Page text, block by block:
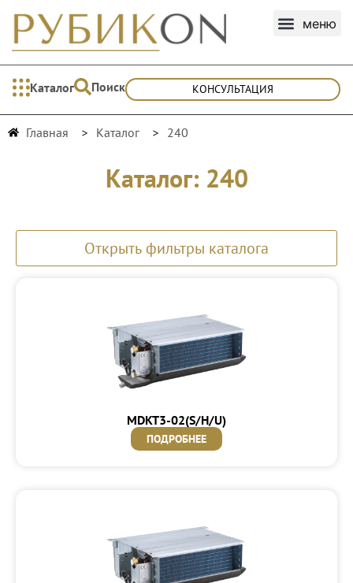
Каталог Поиск КОНСУЛЬТАЦИЯ
Главная Каталог 240
Каталог: 240
Открыть фильтры каталога
MDKT3-02(S/H/U)
ПОДРОБНЕЕ